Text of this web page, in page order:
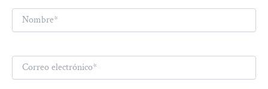
Nombre*
Correo
electrónico*